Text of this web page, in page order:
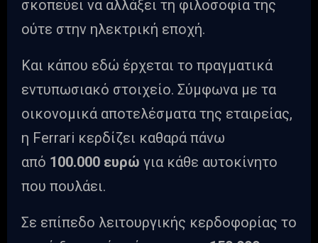
σκοπεύει να αλλάξει τη φιλοσοφία της
ούτε στην ηλεκτρική εποχή.
Και κάπου εδώ έρχεται το πραγματικά
εντυπωσιακό στοιχείο. Σύμφωνα με τα
οικονομικά αποτελέσματα της εταιρείας,
η Ferrari κερδίζει καθαρά πάνω
από 100.000 ευρώ για κάθε αυτοκίνητο
που πουλάει.
Σε επίπεδο λειτουργικής κερδοφορίας το